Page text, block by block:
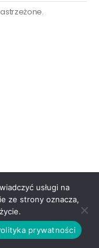
usługi na
ze strony oznacza,
prywatności